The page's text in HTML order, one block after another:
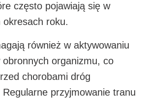
często pojawiają się w
okresach roku.
również w aktywowaniu
obronnych organizmu, co
chorobami dróg
przyjmowanie tranu